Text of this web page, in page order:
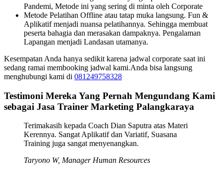
Pandemi, Metode ini yang sering di minta oleh Corporate
Metode Pelatihan Offline atau tatap muka langsung. Fun &
Aplikatif menjadi nuansa pelatihannya. Sehingga membuat
peserta bahagia dan merasakan dampaknya. Pengalaman
Lapangan menjadi Landasan utamanya.
Kesempatan Anda hanya sedikit karena jadwal corporate saat ini
sedang ramai membooking jadwal kami.Anda bisa langsung
menghubungi kami di 081249758328
Testimoni Mereka Yang Pernah Mengundang Kami
sebagai Jasa Trainer Marketing Palangkaraya
Terimakasih kepada Coach Dian Saputra atas Materi
Kerennya. Sangat Aplikatif dan Variatif, Suasana
Training juga sangat menyenangkan.
Taryono W, Manager Human Resources